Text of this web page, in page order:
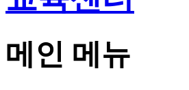
메인 메뉴